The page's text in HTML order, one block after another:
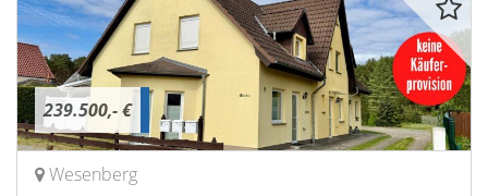
239.500,- €
Wesenberg